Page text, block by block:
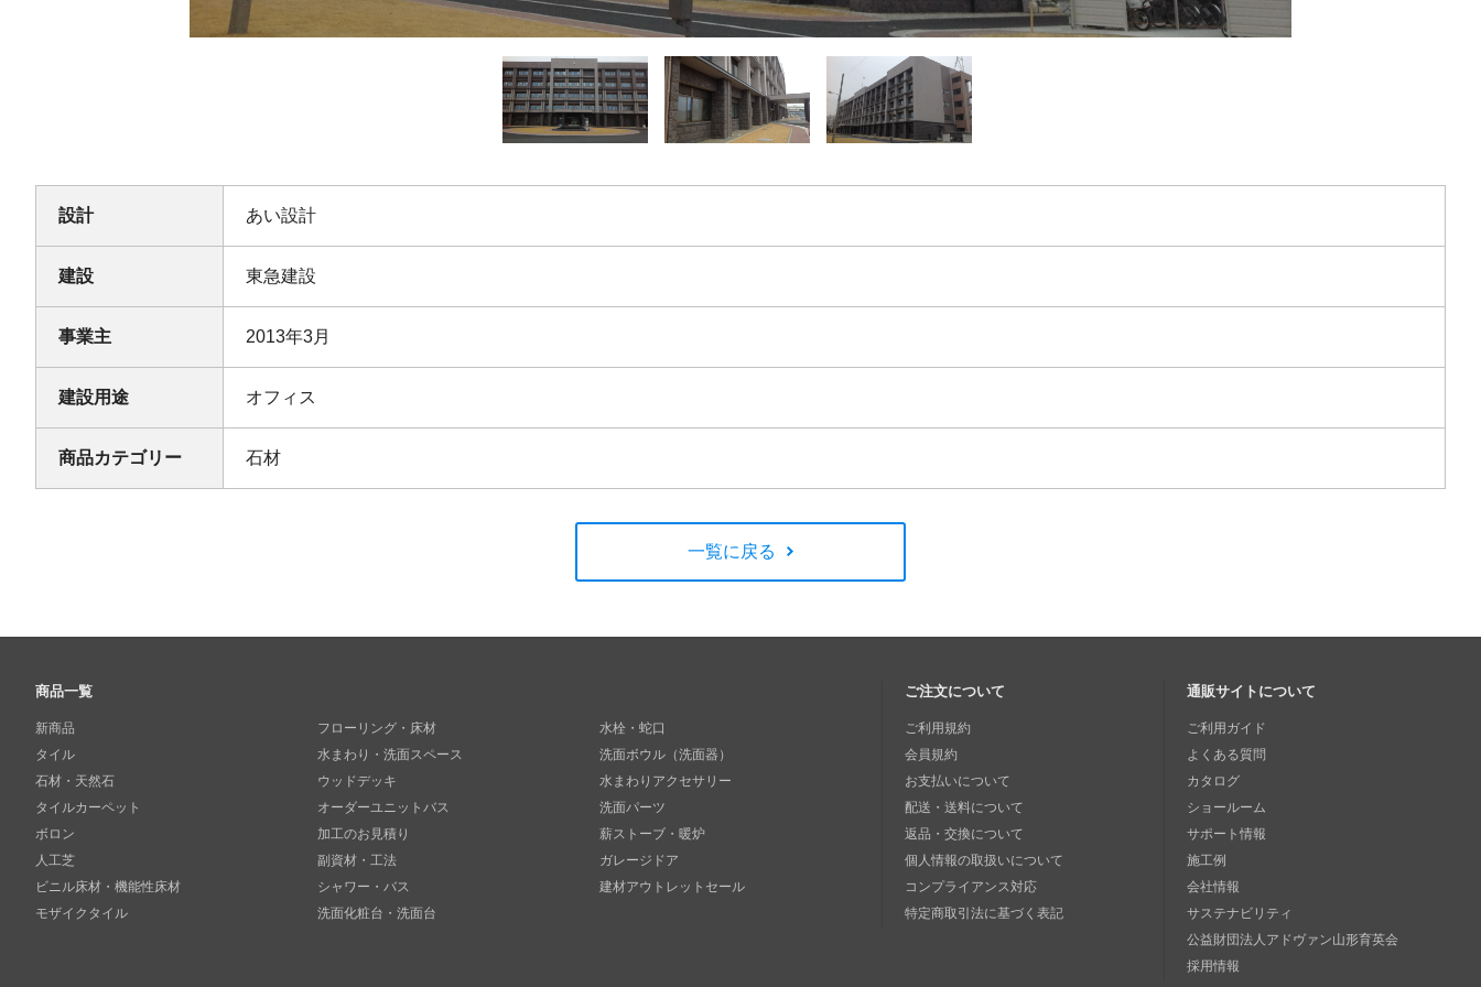
設計 あい設計
建設 東急建設
事業主 2013年3月
建設用途 オフィス
商品カテゴリー 石材
一覧に戻る
商品一覧
新商品
タイル
石材・天然石
タイルカーペット
ボロン
人工芝
ビニル床材・機能性床材
モザイクタイル
フローリング・床材
水まわり・洗面スペース
ウッドデッキ
オーダーユニットバス
加工のお見積り
副資材・工法
シャワー・バス
洗面化粧台・洗面台
水栓・蛇口
洗面ボウル（洗面器）
水まわりアクセサリー
洗面パーツ
薪ストーブ・暖炉
ガレージドア
建材アウトレットセール
ご注文について
ご利用規約
会員規約
お支払いについて
配送・送料について
返品・交換について
個人情報の取扱いについて
コンプライアンス対応
特定商取引法に基づく表記
通販サイトについて
ご利用ガイド
よくある質問
カタログ
ショールーム
サポート情報
施工例
会社情報
サステナビリティ
公益財団法人アドヴァン山形育英会
採用情報